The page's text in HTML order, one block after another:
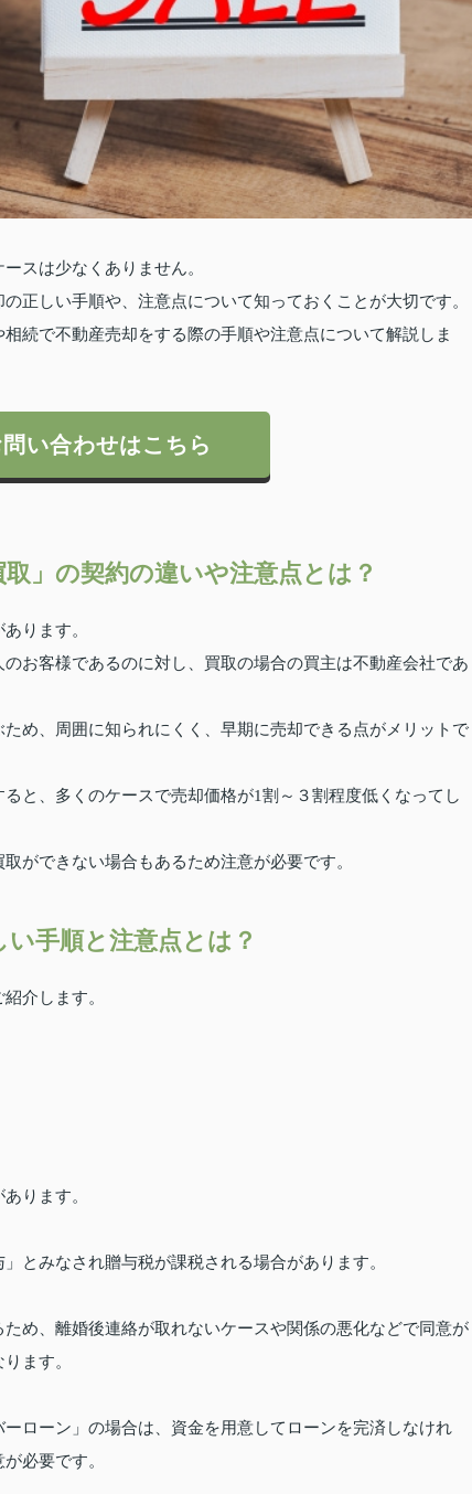
スは少なくありません。
正しい手順や、注意点について知っておくことが大切です。
続で不動産売却をする際の手順や注意点について解説しま
い合わせはこちら
」の契約の違いや注意点とは？
ります。
お客様であるのに対し、買取の場合の買主は不動産会社であ
め、周囲に知られにくく、早期に売却できる点がメリットで
と、多くのケースで売却価格が1割～３割程度低くなってし
ができない場合もあるため注意が必要です。
手順と注意点とは？
介します。
ります。
とみなされ贈与税が課税される場合があります。
め、離婚後連絡が取れないケースや関係の悪化などで同意が
ます。
ローン」の場合は、資金を用意してローンを完済しなけれ
必要です。